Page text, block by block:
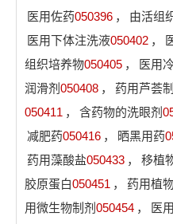
医用佐药050396 ， 由活组
医用下体注洗液050402 ，
组织培养物050405 ， 医用
润滑剂 050408 ， 药用芦荟
050411 ， 含药物的洗眼剂
减肥药050416 ， 晒黑用药
药用藻酸盐050433 ， 移植
胶原蛋白050451 ， 药用植
用微生物制剂 050454 ， 医